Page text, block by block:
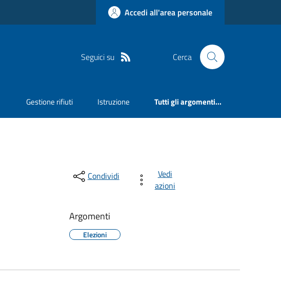
Accedi all'area personale
Seguici su Cerca
Gestione rifiuti Istruzione Tutti gli argomenti...
Condividi
Vedi
azioni
Argomenti
Elezioni